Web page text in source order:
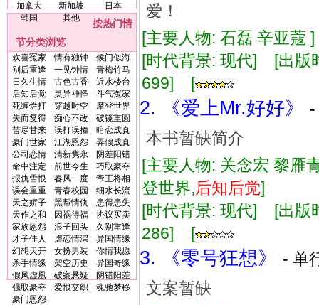
加拿大
新加坡
日本
韩国
其他
按热门情
节分类浏览
欢喜冤家 情有独钟
候门似海
别后重逢
一见钟情
青梅竹马
日久生情
古色古香
近水楼台
后知后觉
灵异神怪
斗气冤家
死缠烂打
穿越时空
摩登世界
失而复得
痴心不改
破镜重圆
苦尽甘来
误打误撞
暗恋成真
豪门世家
江湖恩怨
弄假成真
公司恋情
清新隽永
阴差阳错
命中注定
前世今生
巧取豪夺
报仇雪恨
春风一度
帝王将相
误会重重
青春校园
细水长流
天之娇子
黑帮情仇
患得患失
天作之和
因祸得福
协议买卖
家族恩怨
浪子回头
久别重逢
才子佳人
虐恋情深
异国情缘
幻想天开
女扮男装
你情我愿
杀手情缘
架空历史
异国奇缘
假凤虚凰
破案悬疑
阴错阳差
强取豪夺
爱恨交织
魂驰梦移
豪门恩怨
爱！
[主要人物: 石磊 辛亚
[时代背景: 现代] [出
699] [
2. 《爱上Mr.好好》
本书暂缺简介
[主要人物: 关念宏 黎
登世界,后知后觉]
[时代背景: 现代] [出
286] [
3. 《零号狂想》
- 单
文案暂缺